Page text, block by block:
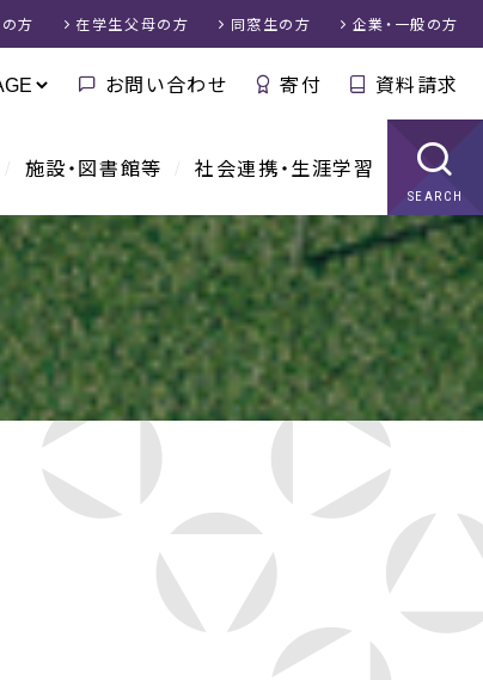
施設・図書館等 社会連携・生涯学習
SEARCH
の方 在学生父母の方 同窓生の方 企業・一般の方
お問い合わせ 寄付 資料請求